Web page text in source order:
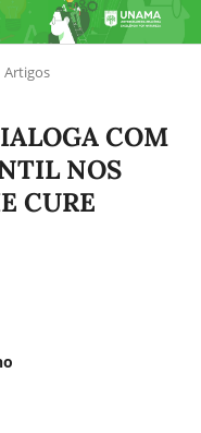
Artigos
COM
NOS
CURE